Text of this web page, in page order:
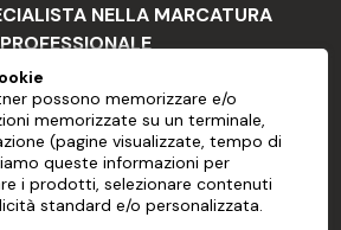
83 % secondo ISO 2470
Opaca
15 a 30 °C
15 a 80 % di umidità relativa
Certificato secondo le norme
NELLA MARCATURA
PROFESSIONALE
possono memorizzare e/o
memorizzate su un terminale,
(pagine visualizzate, tempo di
queste informazioni per
i prodotti, selezionare contenuti
standard e/o personalizzata.